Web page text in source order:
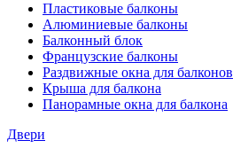
Пластиковые балконы
Алюминиевые балконы
Балконный блок
Французские балконы
Раздвижные окна для балконов
Крыша для балкона
Панорамные окна для балкона
Двери